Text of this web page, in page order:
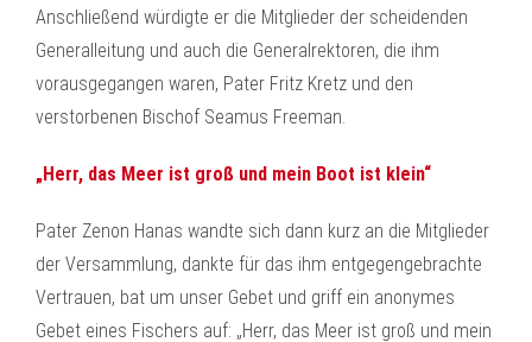
Anschließend würdigte er die Mitglieder der scheidenden
Generalleitung und auch die Generalrektoren, die ihm
vorausgegangen waren, Pater Fritz Kretz und den
verstorbenen Bischof Seamus Freeman.
„Herr, das Meer ist groß und mein Boot ist klein“
Pater Zenon Hanas wandte sich dann kurz an die Mitglieder
der Versammlung, dankte für das ihm entgegengebrachte
Vertrauen, bat um unser Gebet und griff ein anonymes
Gebet eines Fischers auf: „Herr, das Meer ist groß und mein